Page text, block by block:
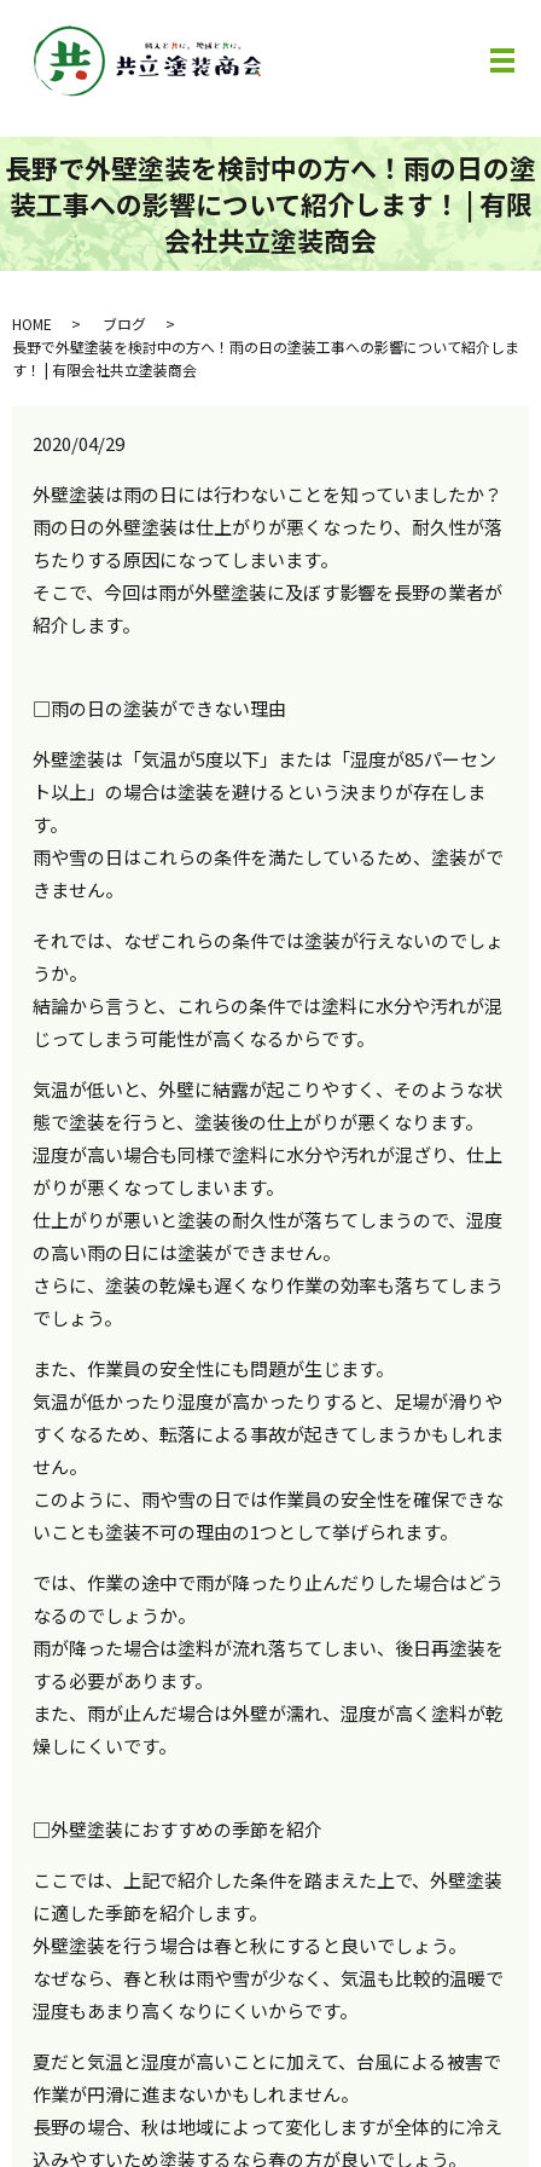
メ
長野で外壁塗装を検討中の方へ！雨の日の塗
装工事への影響について紹介します！ | 有限
会社共立塗装商会
HOME
ブログ
長野で外壁塗装を検討中の方へ！雨の日の塗装工事への影響について紹介しま
す！ | 有限会社共立塗装商会
2020/04/29
外壁塗装は雨の日には行わないことを知っていましたか？
雨の日の外壁塗装は仕上がりが悪くなったり、耐久性が落
ちたりする原因になってしまいます。
そこで、今回は雨が外壁塗装に及ぼす影響を長野の業者が
紹介します。
□雨の日の塗装ができない理由
外壁塗装は「気温が5度以下」または「湿度が85パーセン
ト以上」の場合は塗装を避けるという決まりが存在しま
す。
雨や雪の日はこれらの条件を満たしているため、塗装がで
きません。
それでは、なぜこれらの条件では塗装が行えないのでしょ
うか。
結論から言うと、これらの条件では塗料に水分や汚れが混
じってしまう可能性が高くなるからです。
気温が低いと、外壁に結露が起こりやすく、そのような状
態で塗装を行うと、塗装後の仕上がりが悪くなります。
湿度が高い場合も同様で塗料に水分や汚れが混ざり、仕上
がりが悪くなってしまいます。
仕上がりが悪いと塗装の耐久性が落ちてしまうので、湿度
の高い雨の日には塗装ができません。
さらに、塗装の乾燥も遅くなり作業の効率も落ちてしまう
でしょう。
また、作業員の安全性にも問題が生じます。
気温が低かったり湿度が高かったりすると、足場が滑りや
すくなるため、転落による事故が起きてしまうかもしれま
せん。
このように、雨や雪の日では作業員の安全性を確保できな
いことも塗装不可の理由の1つとして挙げられます。
では、作業の途中で雨が降ったり止んだりした場合はどう
なるのでしょうか。
雨が降った場合は塗料が流れ落ちてしまい、後日再塗装を
する必要があります。
また、雨が止んだ場合は外壁が濡れ、湿度が高く塗料が乾
燥しにくいです。
□外壁塗装におすすめの季節を紹介
ここでは、上記で紹介した条件を踏まえた上で、外壁塗装
に適した季節を紹介します。
外壁塗装を行う場合は春と秋にすると良いでしょう。
なぜなら、春と秋は雨や雪が少なく、気温も比較的温暖で
湿度もあまり高くなりにくいからです。
夏だと気温と湿度が高いことに加えて、台風による被害で
作業が円滑に進まないかもしれません。
長野の場合、秋は地域によって変化しますが全体的に冷え
込みやすいため塗装するなら春の方が良いでしょう。